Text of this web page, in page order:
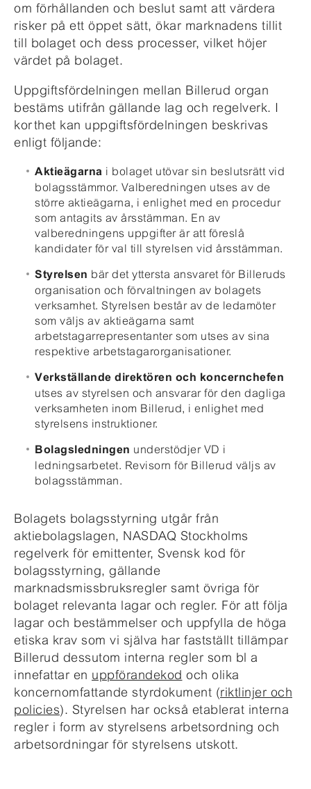
om förhållanden och beslut samt att värdera
risker på ett öppet sätt, ökar marknadens tillit
till bolaget och dess processer, vilket höjer
värdet på bolaget.
Uppgiftsfördelningen mellan Billerud organ
bestäms utifrån gällande lag och regelverk. I
korthet kan uppgiftsfördelningen beskrivas
enligt följande:
Aktieägarna i bolaget utövar sin beslutsrätt vid
bolagsstämmor. Valberedningen utses av de
större aktieägarna, i enlighet med en procedur
som antagits av årsstämman. En av
valberedningens uppgifter är att föreslå
kandidater för val till styrelsen vid årsstämman.
Styrelsen bär det yttersta ansvaret för Billeruds
organisation och förvaltningen av bolagets
verksamhet. Styrelsen består av de ledamöter
som väljs av aktieägarna samt
arbetstagarrepresentanter som utses av sina
respektive arbetstagarorganisationer.
Verkställande direktören och koncernchefen
utses av styrelsen och ansvarar för den dagliga
verksamheten inom Billerud, i enlighet med
styrelsens instruktioner.
Bolagsledningen understödjer VD i
ledningsarbetet. Revisorn för Billerud väljs av
bolagsstämman.
Bolagets bolagsstyrning utgår från
aktiebolagslagen, NASDAQ Stockholms
regelverk för emittenter, Svensk kod för
bolagsstyrning, gällande
marknadsmissbruksregler samt övriga för
bolaget relevanta lagar och regler. För att följa
lagar och bestämmelser och uppfylla de höga
etiska krav som vi själva har fastställt tillämpar
Billerud dessutom interna regler som bl a
innefattar en uppförandekod och olika
koncernomfattande styrdokument (riktlinjer och
policies). Styrelsen har också etablerat interna
regler i form av styrelsens arbetsordning och
arbetsordningar för styrelsens utskott.